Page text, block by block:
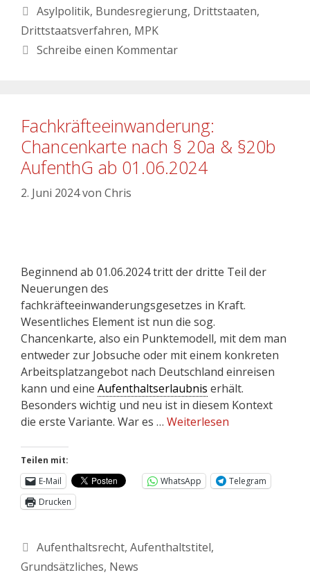
Asylpolitik, Bundesregierung, Drittstaaten,
Drittstaatsverfahren, MPK
Schreibe einen Kommentar
Fachkräfteeinwanderung:
Chancenkarte nach § 20a & §20b
AufenthG ab 01.06.2024
2. Juni 2024von Chris
Beginnend ab 01.06.2024 tritt der dritte Teil der
Neuerungen des
fachkräfteeinwanderungsgesetzes in Kraft.
Wesentliches Element ist nun die sog.
Chancenkarte, also ein Punktemodell, mit dem man
entweder zur Jobsuche oder mit einem konkreten
Arbeitsplatzangebot nach Deutschland einreisen
kann und eine Aufenthaltserlaubnis erhält.
Besonders wichtig und neu ist in diesem Kontext
die erste Variante. War es … Weiterlesen
Teilen mit:
E-Mail
WhatsApp
Telegram
Drucken
Aufenthaltsrecht, Aufenthaltstitel,
Grundsätzliches, News